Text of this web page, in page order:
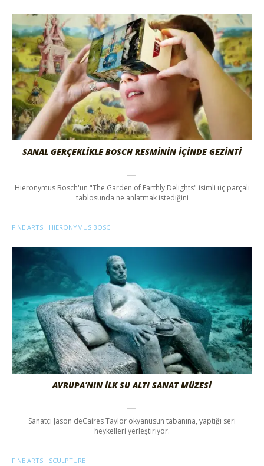
SANAL GERÇEKLİKLE BOSCH RESMİNİN İÇİNDE GEZİNTİ
Hieronymus Bosch'un "The Garden of Earthly Delights" isimli üç parçalı
tablosunda ne anlatmak istediğini
FINE ARTS HIERONYMUS BOSCH
AVRUPA’NIN İLK SU ALTI SANAT MÜZESİ
Sanatçı Jason deCaires Taylor okyanusun tabanına, yaptığı seri
heykelleri yerleştiriyor.
FINE ARTS SCULPTURE